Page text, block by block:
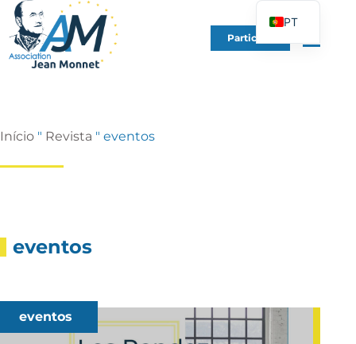
Participe
Início " Revista " eventos
eventos
eventos
PT
FR